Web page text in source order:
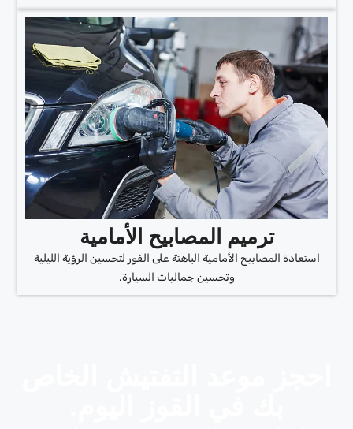
ترميم المصابيح الأمامية
استعادة المصابيح الأمامية الباهتة على الفور لتحسين الرؤية الليلية
وتحسين جماليات السيارة.